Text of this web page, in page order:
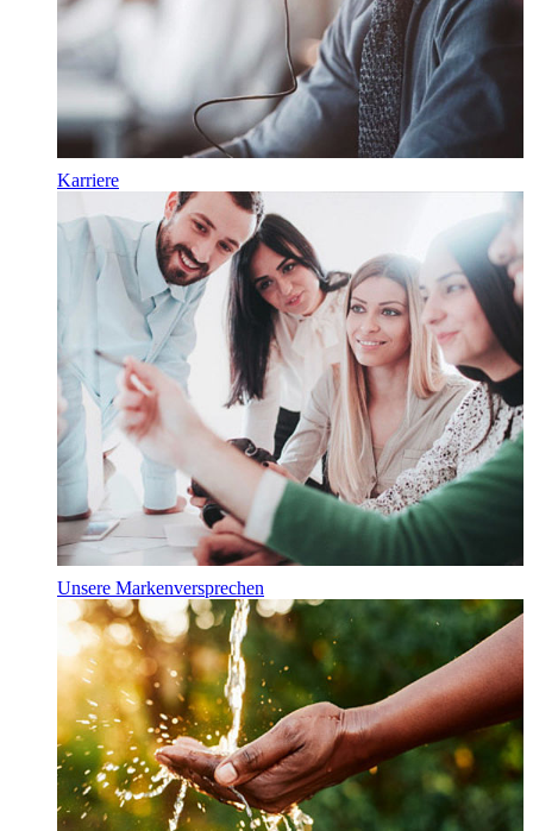
Karriere
Unsere Markenversprechen